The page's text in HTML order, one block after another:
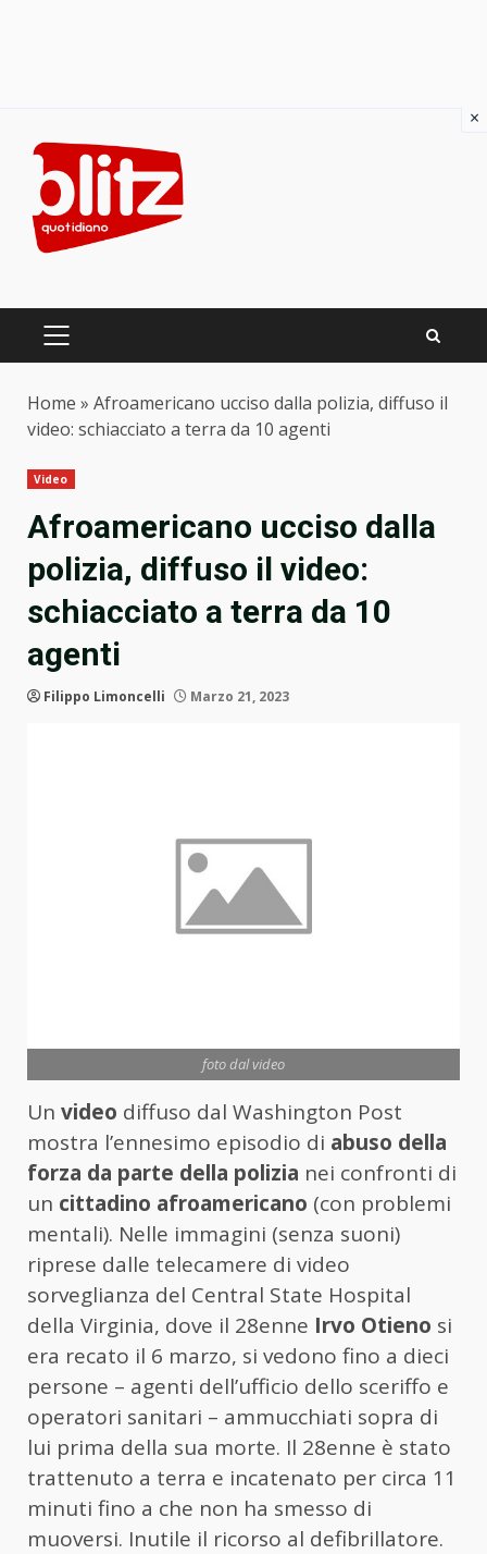
content
PRIMARY
Home » Afroamericano ucciso dalla polizia, diffuso il
video: schiacciato a terra da 10 agenti
Video
Afroamericano ucciso dalla
polizia, diffuso il video:
schiacciato a terra da 10
agenti
Filippo Limoncelli Marzo 21, 2023
foto dal video
Un video diffuso dal Washington Post
mostra l’ennesimo episodio di abuso della
forza da parte della polizia nei confronti di
un cittadino afroamericano (con problemi
mentali). Nelle immagini (senza suoni)
riprese dalle telecamere di video
sorveglianza del Central State Hospital
della Virginia, dove il 28enne Irvo Otieno si
era recato il 6 marzo, si vedono fino a dieci
persone – agenti dell’ufficio dello sceriffo e
operatori sanitari – ammucchiati sopra di
lui prima della sua morte. Il 28enne è stato
trattenuto a terra e incatenato per circa 11
minuti fino a che non ha smesso di
muoversi. Inutile il ricorso al defibrillatore.
×